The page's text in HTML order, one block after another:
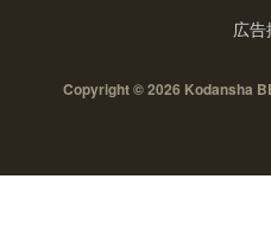
広告
Copyright © 2026 Kodansha